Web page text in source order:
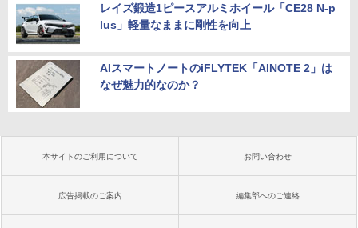
レイズ鍛造1ピースアルミホイール「CE28 N-p
lus」軽量なままに剛性を向上
AIスマートノートのiFLYTEK「AINOTE 2」は
なぜ魅力的なのか？
本サイトのご利用について お問い合わせ
広告掲載のご案内 編集部へのご連絡